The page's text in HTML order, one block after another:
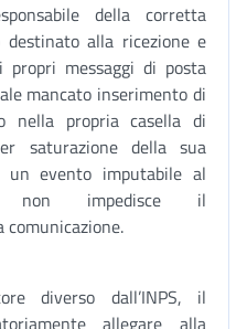
della corretta
destinato alla ricezione e
propri messaggi di posta
mancato inserimento di
nella propria casella di
saturazione della sua
un evento imputabile al
non impedisce il
comunicazione.
diverso dall’INPS, il
allegare alla